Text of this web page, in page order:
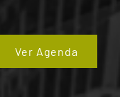
Ver Agenda